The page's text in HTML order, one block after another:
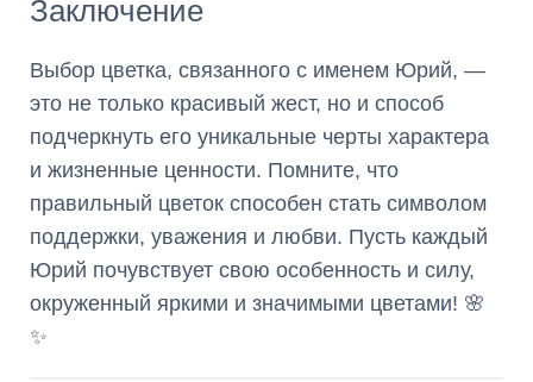
Заключение
Выбор цветка, связанного с именем Юрий, —
это не только красивый жест, но и способ
подчеркнуть его уникальные черты характера
и жизненные ценности. Помните, что
правильный цветок способен стать символом
поддержки, уважения и любви. Пусть каждый
Юрий почувствует свою особенность и силу,
окруженный яркими и значимыми цветами! 🌸
✨